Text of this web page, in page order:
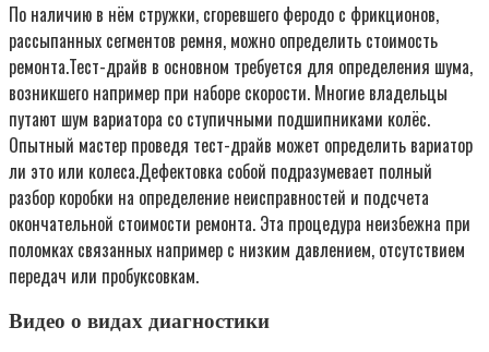
По наличию в нём стружки, сгоревшего феродо с фрикционов,
рассыпанных сегментов ремня, можно определить стоимость
ремонта.Тест-драйв в основном требуется для определения шума,
возникшего например при наборе скорости. Многие владельцы
путают шум вариатора со ступичными подшипниками колёс.
Опытный мастер проведя тест-драйв может определить вариатор
ли это или колеса.Дефектовка собой подразумевает полный
разбор коробки на определение неисправностей и подсчета
окончательной стоимости ремонта. Эта процедура неизбежна при
поломках связанных например с низким давлением, отсутствием
передач или пробуксовкам.
Видео о видах диагностики